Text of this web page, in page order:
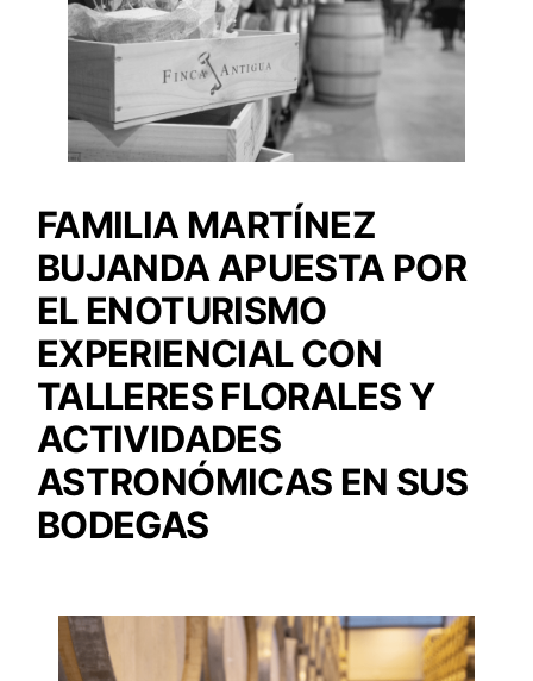
FAMILIA MARTÍNEZ
BUJANDA APUESTA POR
EL ENOTURISMO
EXPERIENCIAL CON
TALLERES FLORALES Y
ACTIVIDADES
ASTRONÓMICAS EN SUS
BODEGAS